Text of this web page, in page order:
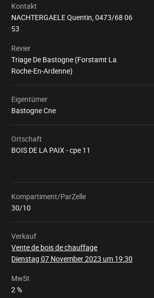
Kontakt
NACHTERGAELE Quentin,0473/68 06
53
Revier
Triage De Bastogne (Forstamt La
Roche-En-Ardenne)
Eigentümer
Bastogne Cne
Ortschaft
BOIS DE LA PAIX - cpe 11
Kompartiment/ParZelle
30/10
Verkauf
Vente de bois de chauffage
Dienstag 07 November 2023 um 19:30
Wird
MwSt
2 %